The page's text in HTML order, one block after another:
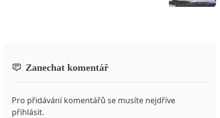
Zanechat komentář
Pro přidávání komentářů se musíte nejdříve
přihlásit.